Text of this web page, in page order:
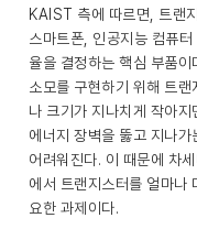
KAIST 측에 따르면, 트랜
스마트폰, 인공지능 컴퓨
율을 결정하는 핵심 부품
소모를 구현하기 위해 트
나 크기가 지나치게 작아
에너지 장벽을 뚫고 지나
어려워진다. 이 때문에 차
에서 트랜지스터를 얼마나
요한 과제이다.